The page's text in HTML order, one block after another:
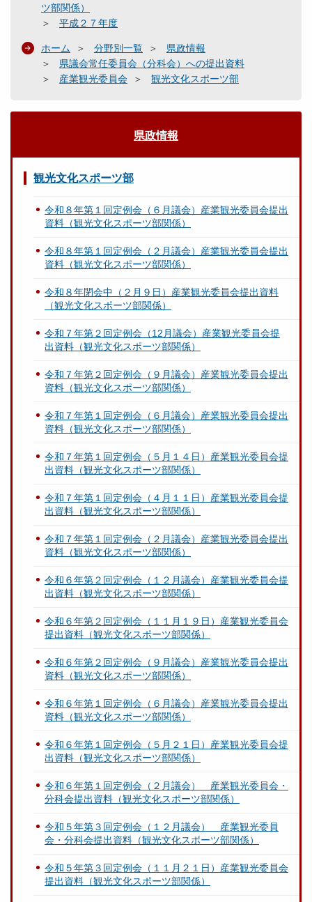
ツ部関係）
平成２７年度
ホーム 分野別一覧
県政情報
県議会常任委員会（分科会）への提出資料
産業観光委員会
観光文化スポーツ部
県政情報
観光文化スポーツ部
令和８年第１回定例会（６月議会）産業観光委員会提出
資料（観光文化スポーツ部関係）
令和８年第１回定例会（２月議会）産業観光委員会提出
資料（観光文化スポーツ部関係）
令和８年閉会中（２月９日）産業観光委員会提出資料
（観光文化スポーツ部関係）
令和７年第２回定例会（12月議会）産業観光委員会提
出資料（観光文化スポーツ部関係）
令和７年第２回定例会（９月議会）産業観光委員会提出
資料（観光文化スポーツ部関係）
令和７年第１回定例会（６月議会）産業観光委員会提出
資料（観光文化スポーツ部関係）
令和７年第１回定例会（５月１４日）産業観光委員会提
出資料（観光文化スポーツ部関係）
令和７年第１回定例会（４月１１日）産業観光委員会提
出資料（観光文化スポーツ部関係）
令和７年第１回定例会（２月議会）産業観光委員会提出
資料（観光文化スポーツ部関係）
令和６年第２回定例会（１２月議会）産業観光委員会提
出資料（観光文化スポーツ部関係）
令和６年第２回定例会（１１月１９日）産業観光委員会
提出資料（観光文化スポーツ部関係）
令和６年第２回定例会（９月議会）産業観光委員会提出
資料（観光文化スポーツ部関係）
令和６年第１回定例会（６月議会）産業観光委員会提出
資料（観光文化スポーツ部関係）
令和６年第１回定例会（５月２１日）産業観光委員会提
出資料（観光文化スポーツ部関係）
令和６年第１回定例会（２月議会） 産業観光委員会・
分科会提出資料（観光文化スポーツ部関係）
令和５年第３回定例会（１２月議会） 産業観光委員
会・分科会提出資料（観光文化スポーツ部関係）
令和５年第３回定例会（１１月２１日）産業観光委員会
提出資料（観光文化スポーツ部関係）